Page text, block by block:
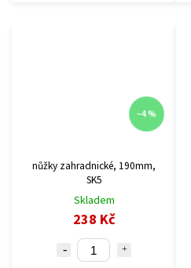
–4 %
nůžky zahradnické, 190mm,
SK5
Skladem
238 Kč